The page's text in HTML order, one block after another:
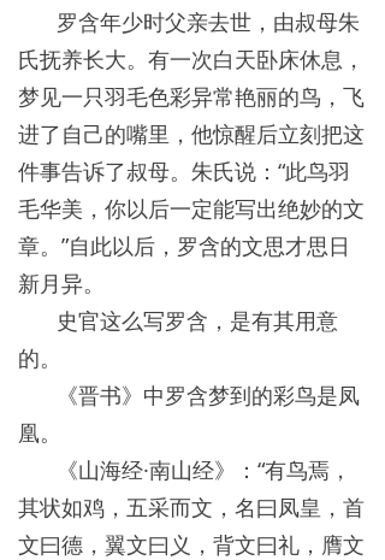
罗含年少时父亲去世，由叔母朱
氏抚养长大。有一次白天卧床休息，
梦见一只羽毛色彩异常艳丽的鸟，飞
进了自己的嘴里，他惊醒后立刻把这
件事告诉了叔母。朱氏说：“此鸟羽
毛华美，你以后一定能写出绝妙的文
章。”自此以后，罗含的文思才思日
新月异。
史官这么写罗含，是有其用意
的。
《晋书》中罗含梦到的彩鸟是凤
凰。
《山海经·南山经》：“有鸟焉，
其状如鸡，五采而文，名曰凤皇，首
文曰德，翼文曰义，背文曰礼，膺文